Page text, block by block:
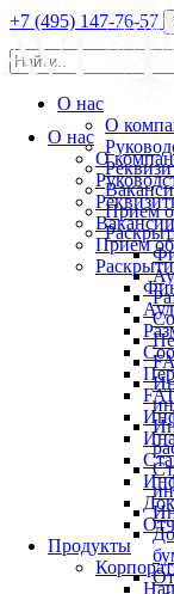
О нас
О
Вакансии
Прием
Продукты
+7 (495) 147-76-57
О нас
О
Прием